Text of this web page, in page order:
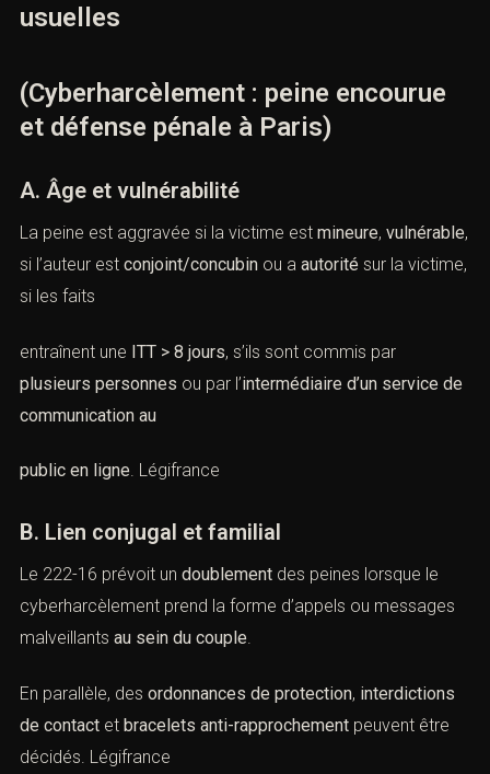
usuelles
(Cyberharcèlement : peine encourue
et défense pénale à Paris)
A. Âge et vulnérabilité
La peine est aggravée si la victime est mineure, vulnérable,
si l’auteur est conjoint/concubin ou a autorité sur la victime,
si les faits
entraînent une ITT > 8 jours, s’ils sont commis par
plusieurs personnes ou par l’intermédiaire d’un service de
communication au
public en ligne. Légifrance
B. Lien conjugal et familial
Le 222-16 prévoit un doublement des peines lorsque le
cyberharcèlement prend la forme d’appels ou messages
malveillants au sein du couple.
En parallèle, des ordonnances de protection, interdictions
de contact et bracelets anti-rapprochement peuvent être
décidés. Légifrance